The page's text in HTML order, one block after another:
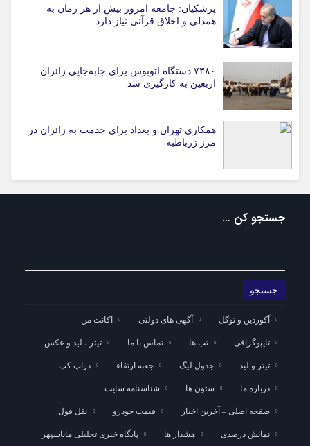
پزشکیان: جامعه امروز بیش از هر زمان به
همدلی و اخلاق قرآنی نیاز دارد
۷۳۸۰ دستگاه اتوبوس برای جابه‌جایی زائران
اربعین به‌ کارگیری شد
همکاری تهران و بغداد برای خدمت به زائران در
مرز زرباطیه
جستجو کن …
آکوردین و توگل آگهی های دولتی اکانت من
تایپوگرافی تب ها تماس با ما تیتر ، لید و عکس
تیتر و لید جدول لیگ جعبه ارتقاء دراپ کپ
درباره ما ستون ها شناسنامه سایت
صفحه اصلی – آخرین اخبار قیمت خودرو نقل قول
نمایش درصدی هشدار ها پایگاه خبری تحلیلی ماناسپهر